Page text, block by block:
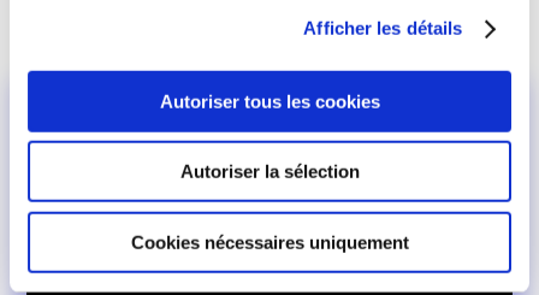
Afficher les détails
Autoriser tous les cookies
Autoriser la sélection
Cookies nécessaires uniquement
permettant de retrouver toute son endurance.